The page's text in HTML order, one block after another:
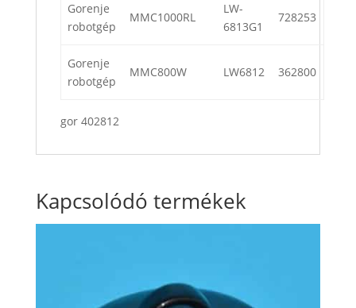
Gorenje
robotgép
MMC1000RL
LW-
6813G1
728253
Gorenje
robotgép
MMC800W LW6812 362800
gor 402812
Kapcsolódó termékek